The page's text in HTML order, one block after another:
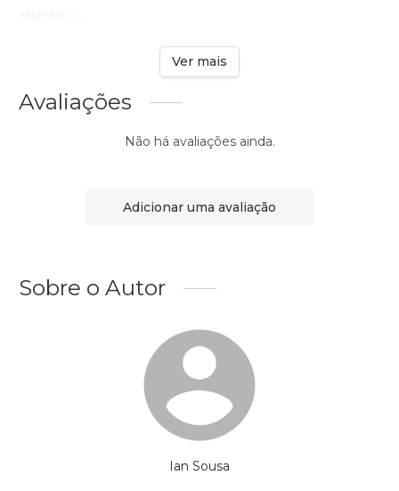
Ver mais
Avaliações
Não há avaliações ainda.
Adicionar uma avaliação
Sobre o Autor
Ian Sousa